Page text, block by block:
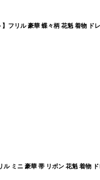
フリル 豪華 蝶々柄 花魁 着物 ド
ル ミニ 豪華 帯 リボン 花魁 着物